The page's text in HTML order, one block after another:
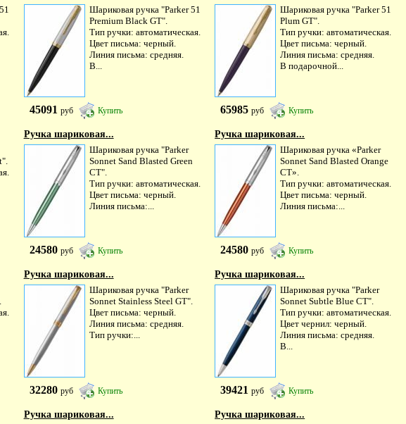
Шариковая ручка "Parker 51
Premium Black GT".
Тип ручки: автоматическая.
Цвет письма: черный.
Линия письма: средняя.
В...
45091 руб Купить
Шариковая ручка "Parker 51
Plum GT".
Тип ручки: автоматическая.
Цвет письма: черный.
Линия письма: средняя.
В подарочной...
65985руб Купить
Ручка шариковая...
Шариковая ручка "Parker
Sonnet Sand Blasted Green
CT".
Тип ручки: автоматическая.
Цвет письма: черный.
Линия письма:...
24580 руб Купить
Ручка шариковая...
Шариковая ручка «Parker
Sonnet Sand Blasted Orange
CT».
Тип ручки: автоматическая.
Цвет письма: черный.
Линия письма:...
24580руб Купить
Ручка шариковая...
Шариковая ручка "Parker
Sonnet Stainless Steel GT".
Цвет письма: черный.
Линия письма: средняя.
Тип ручки:...
32280 руб Купить
Ручка шариковая...
Шариковая ручка "Parker
Sonnet Subtle Blue CT".
Тип ручки: автоматическая.
Цвет чернил: черный.
Линия письма: средняя.
В...
39421руб Купить
Ручка шариковая...
Ручка шариковая...